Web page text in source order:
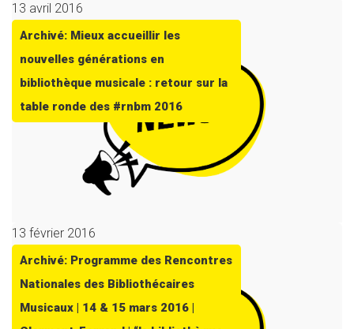
13 avril 2016
Archivé: Mieux accueillir les
nouvelles générations en
bibliothèque musicale : retour sur la
table ronde des #rnbm 2016
13 février 2016
Archivé: Programme des Rencontres
Nationales des Bibliothécaires
Musicaux | 14 & 15 mars 2016 |